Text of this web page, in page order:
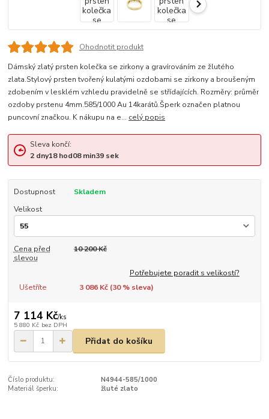
Ohodnotit produkt
Dámský zlatý prsten kolečka se zirkony a gravírováním ze žlutého
zlata.Stylový prsten tvořený kulatými ozdobami se zirkony a broušeným
zdobením v lesklém vzhledu pravidelně se střídajících. Rozměry: průměr
ozdoby prstenu 4mm.585/1000 Au 14karátů.Šperk označen platnou
puncovní značkou. K nákupu na e... celý popis
Sleva končí:
2 dny18hod08min38sek
Dostupnost
Skladem
Velikost
Cena před
slevou
10 200 Kč
Potřebujete poradit s velikostí?
Ušetříte
3 086 Kč (30% sleva)
7 114 Kč/ks
5 880 Kč bez DPH
Přidat do košíku
Číslo produktu:
N4944-585/1000
Materiál šperku:
žluté zlato